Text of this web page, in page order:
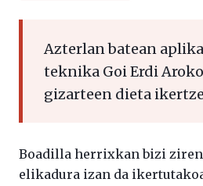
Azterlan batean
teknika Goi Erdi
gizarteen dieta
Boadilla herrixkan bizi
elikadura izan da